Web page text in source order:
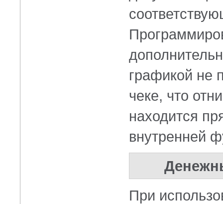
графикой не
чеке, что
находится
внутренней
При